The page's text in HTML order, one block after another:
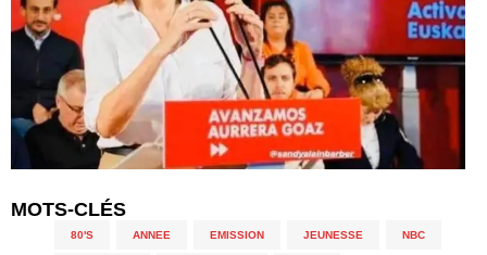
MOTS-CLÉS
80'S ANNEE EMISSION JEUNESSE NBC